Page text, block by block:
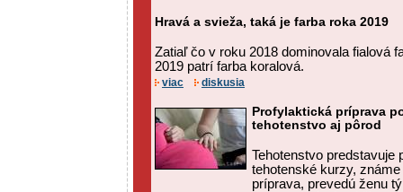
Hravá a svieža, taká je farba roka 2019
Zatiaľ čo v roku 2018 dominovala fialová
2019 patrí farba koralová.
viac diskusia
Profylaktická príprava
tehotenstvo aj pôrod
Tehotenstvo
tehotenské kurzy,
príprava, prevedú ženu